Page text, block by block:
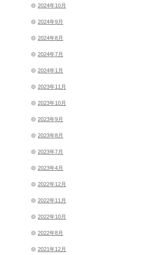
2024年10月
2024年9月
2024年8月
2024年7月
2024年1月
2023年11月
2023年10月
2023年9月
2023年8月
2023年7月
2023年4月
2022年12月
2022年11月
2022年10月
2022年8月
2021年12月